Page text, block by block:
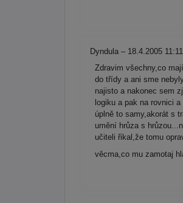
Dyndula – 18.4.2005 11:11
Zdravim všechny,co
do třídy a ani sme
najisto a nakonec sem
logiku a pak na rovnici
úplně to samy,akorát s
umění hrůza s
učiteli řikal,že tomu
věcma,co mu zamotaj